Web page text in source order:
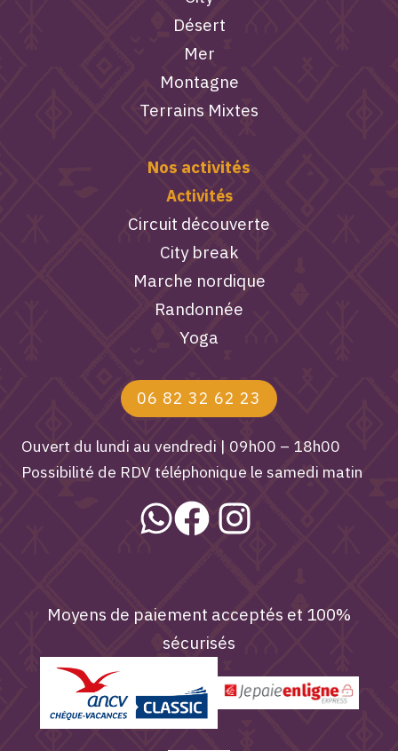
Désert
Mer
Montagne
Terrains Mixtes
Nos activités
Activités
Circuit découverte
City break
Marche nordique
Randonnée
Yoga
06 82 32 62 23
Ouvert du lundi au vendredi | 09h00 – 18h00
Possibilité de RDV téléphonique le samedi matin
Moyens de paiement acceptés et 100%
sécurisés